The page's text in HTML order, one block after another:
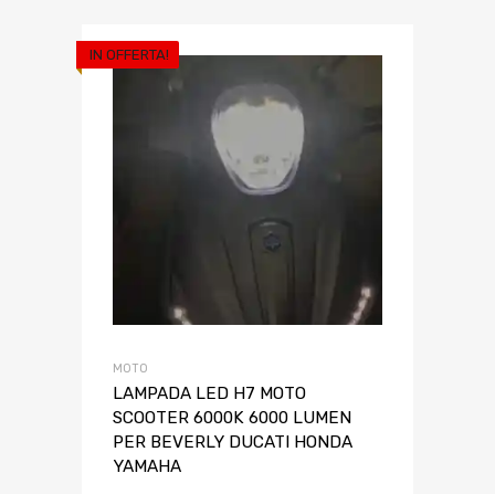
IN OFFERTA!
MOTO
LAMPADA LED H7 MOTO
SCOOTER 6000K 6000 LUMEN
PER BEVERLY DUCATI HONDA
YAMAHA